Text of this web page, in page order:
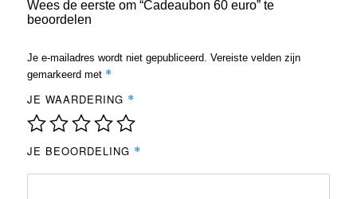
Wees de eerste om “Cadeaubon 60 euro” te
beoordelen
Je e-mailadres wordt niet gepubliceerd. Vereiste velden zijn
gemarkeerd met *
JE WAARDERING *
JE BEOORDELING *